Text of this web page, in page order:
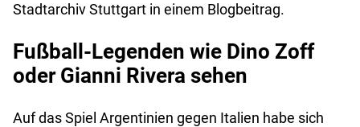
Stadtarchiv Stuttgart in einem Blogbeitrag.
Fußball-Legenden wie Dino Zoff
oder Gianni Rivera sehen
Auf das Spiel Argentinien gegen Italien habe sich